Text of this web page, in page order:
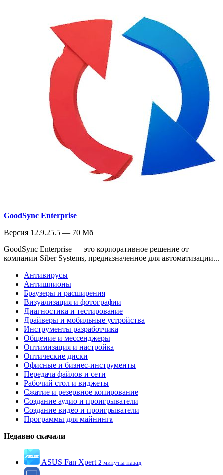
GoodSync Enterprise
Версия 12.9.25.5 — 70 Мб
GoodSync Enterprise — это корпоративное решение от
компании Siber Systems, предназначенное для автоматизации...
Антивирусы
Антишпионы
Браузеры и расширения
Визуализация и фотографии
Диагностика и тестирование
Драйверы и мобильные устройства
Инструменты разработчика
Общение и мессенджеры
Оптимизация и настройка
Оптические диски
Офисные и бизнес-инструменты
Передача файлов и сети
Рабочий стол и виджеты
Сжатие и резервное копирование
Создание аудио и проигрыватели
Создание видео и проигрыватели
Программы для майнинга
Недавно скачали
ASUS Fan Xpert 2 минуты назад